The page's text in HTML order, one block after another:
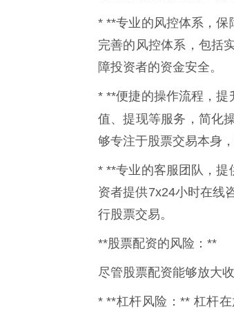
* **专业的风控体系，保
完善的风控体系，包括
障投资者的资金安全。
* **便捷的操作流程，提
值、提现等服务，简化
够专注于股票交易本身
* **专业的客服团队，提
资者提供7x24小时在线
行股票交易。
**股票配资的风险：**
尽管股票配资能够放大
* **杠杆风险：** 杠杆